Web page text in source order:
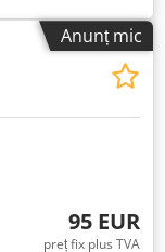
Anunț mic
95 EUR
preț fix plus TVA